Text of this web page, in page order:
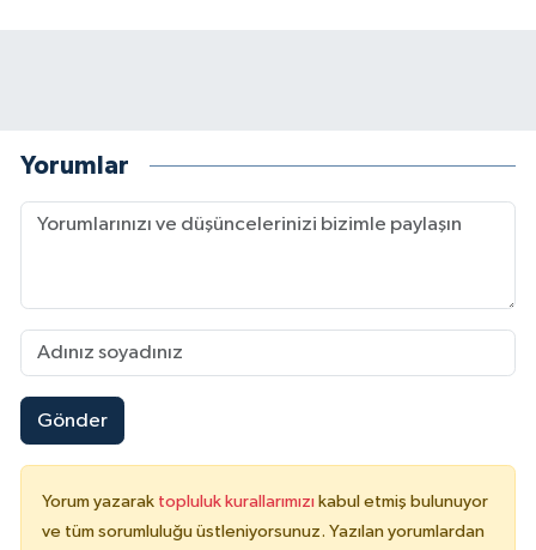
Yorumlar
Gönder
Yorum yazarak topluluk kurallarımızı kabul etmiş bulunuyor
ve tüm sorumluluğu üstleniyorsunuz. Yazılan yorumlardan